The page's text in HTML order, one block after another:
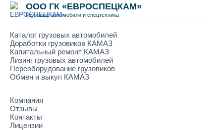
ООО ГК «ЕВРОСПЕЦКАМ»
Грузовые автомобили и спецтехника
Каталог грузовых автомобилей
Доработки грузовиков КАМАЗ
Капитальный ремонт КАМАЗ
Лизинг грузовых автомобилей
Переоборудование грузовиков
Обмен и выкуп КАМАЗ
Компания
Отзывы
Контакты
Лицензии